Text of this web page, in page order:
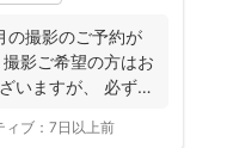
の撮影のご予約が
影ご希望の方はお
いますが、 必ず
ブ： 7日以上前